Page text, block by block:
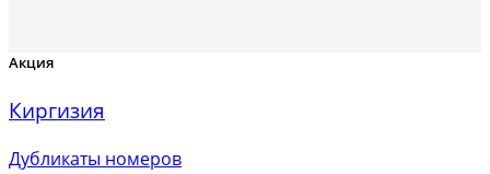
Акция
Киргизия
Дубликаты номеров